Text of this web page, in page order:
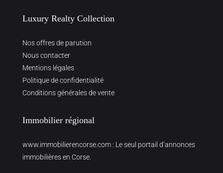
Luxury Realty Collection
Nos offres de parution
Nous contacter
Mentions légales
Politique de confidentialité
Conditions générales de vente
Immobilier régional
www.immobilierencorse.com : Le seul portail d’annonces
immobilières en Corse.